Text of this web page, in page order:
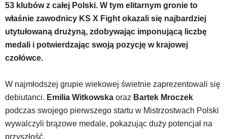
dedykowane
skróty
klawiaturowe,
zatem
nawigacja
standardowy
sposób.
stronie
53 klubów z całej Polski. W tym elitarnym gronie to
właśnie zawodnicy KS X Fight okazali się najbardziej
utytułowaną drużyną, zdobywając imponującą liczbę
medali i potwierdzając swoją pozycję w krajowej
czołówce.
W najmłodszej grupie wiekowej świetnie zaprezentowali się
debiutanci. Emilia Witkowska oraz Bartek Mroczek
podczas swojego pierwszego startu w Mistrzostwach Polski
wywalczyli brązowe medale, pokazując duży potencjał na
przyszłość.